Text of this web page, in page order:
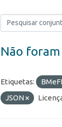
Não
Etiquetas:
JSON